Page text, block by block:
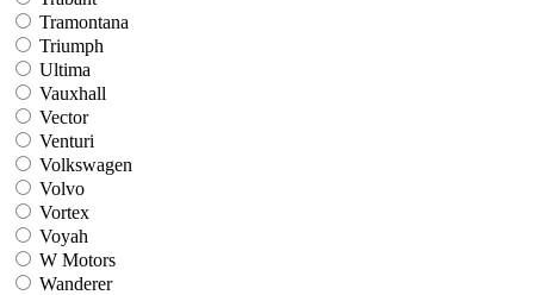
Tramontana
Triumph
Ultima
Vauxhall
Vector
Venturi
Volkswagen
Volvo
Vortex
Voyah
W Motors
Wanderer